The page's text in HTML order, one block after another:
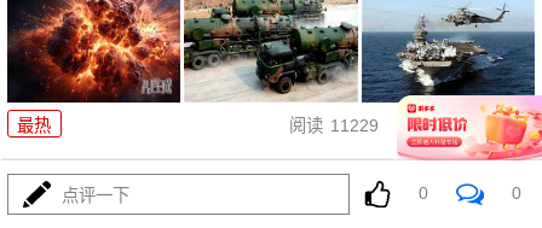
最热 阅读 11229 08-03
美利坚资源收割局：特朗普为何
对乌稀土\"摊牌\"
点评一下 0 0